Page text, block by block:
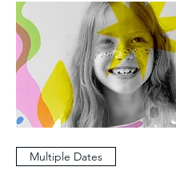
Multiple Dates